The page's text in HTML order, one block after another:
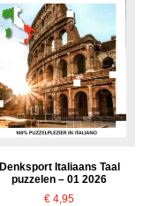
Denksport Italiaans Taal
puzzelen – 01 2026
€ 4,95